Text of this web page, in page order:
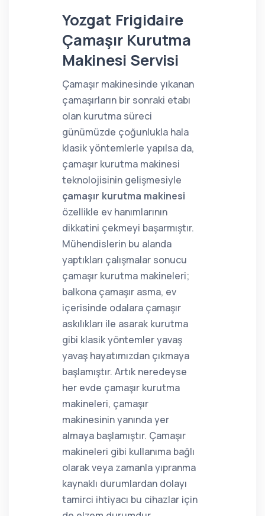
Yozgat Frigidaire
Çamaşır Kurutma
Makinesi Servisi
Çamaşır makinesinde yıkanan
çamaşırların bir sonraki etabı
olan kurutma süreci
günümüzde çoğunlukla hala
klasik yöntemlerle yapılsa da,
çamaşır kurutma makinesi
teknolojisinin gelişmesiyle
çamaşır kurutma makinesi
özellikle ev hanımlarının
dikkatini çekmeyi başarmıştır.
Mühendislerin bu alanda
yaptıkları çalışmalar sonucu
çamaşır kurutma makineleri;
balkona çamaşır asma, ev
içerisinde odalara çamaşır
askılıkları ile asarak kurutma
gibi klasik yöntemler yavaş
yavaş hayatımızdan çıkmaya
başlamıştır. Artık neredeyse
her evde çamaşır kurutma
makineleri, çamaşır
makinesinin yanında yer
almaya başlamıştır. Çamaşır
makineleri gibi kullanıma bağlı
olarak veya zamanla yıpranma
kaynaklı durumlardan dolayı
tamirci ihtiyacı bu cihazlar için